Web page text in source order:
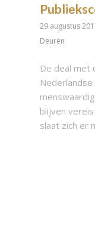
29 augustus
Deuren
De deal met
blijven
slaat zich er